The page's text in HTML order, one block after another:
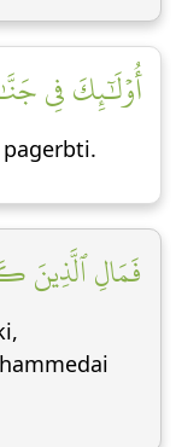
أُوْلَٰٓئِكَ فِي
pagerbti.
فَمَالِ ٱلَّذِينَ